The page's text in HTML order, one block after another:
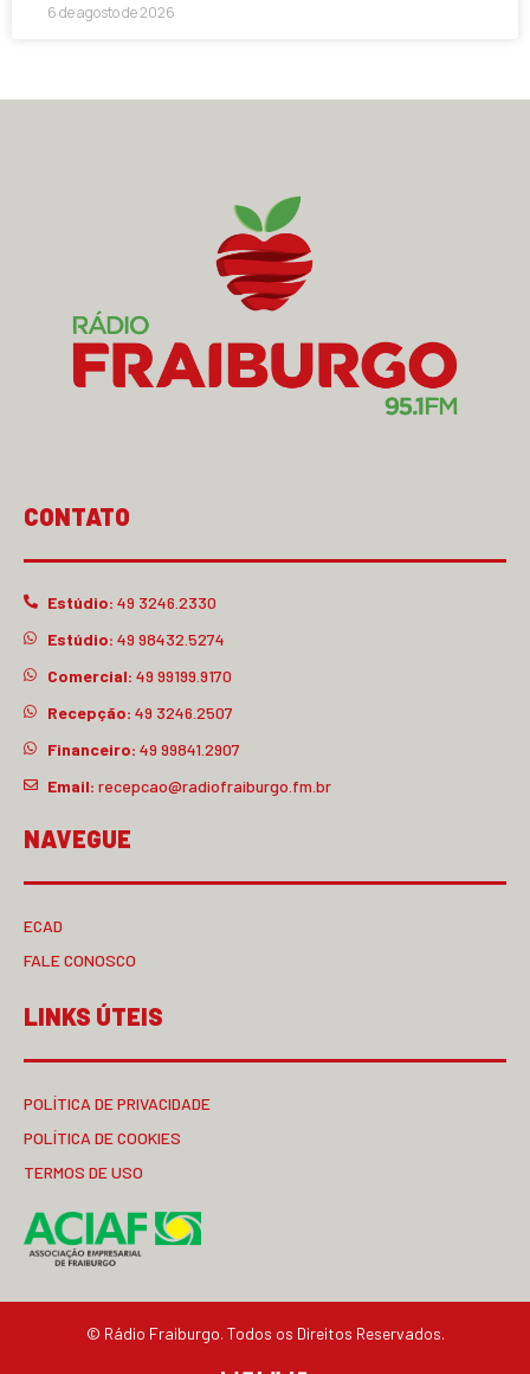
6 de agosto de 2026
CONTATO
Estúdio: 49 3246.2330
Estúdio: 49 98432.5274
Comercial: 49 99199.9170
Recepção: 49 3246.2507
Financeiro: 49 99841.2907
Email: recepcao@radiofraiburgo.fm.br
NAVEGUE
ECAD
FALE CONOSCO
LINKS ÚTEIS
POLÍTICA DE PRIVACIDADE
POLÍTICA DE COOKIES
TERMOS DE USO
© Rádio Fraiburgo. Todos os Direitos Reservados.